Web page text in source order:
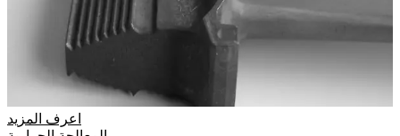
اعرف المزيد